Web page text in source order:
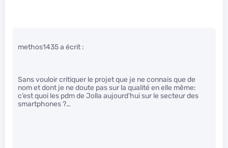
methos1435 a écrit :
Sans vouloir critiquer le projet que je ne connais que de
nom et dont je ne doute pas sur la qualité en elle même:
c’est quoi les pdm de Jolla aujourd’hui sur le secteur des
smartphones ?…